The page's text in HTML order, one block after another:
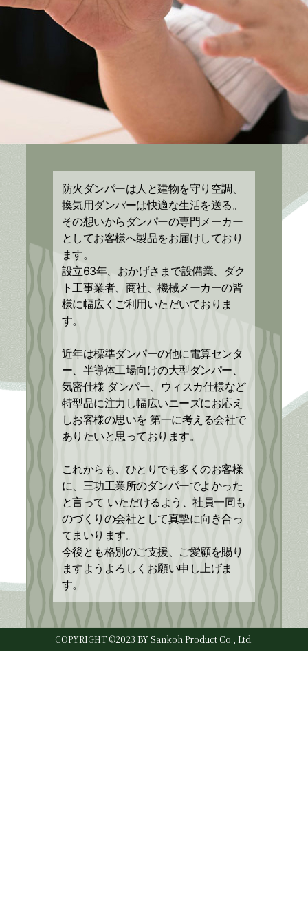
防火ダンパーは人と建物を守り空調、
換気用ダンパーは快適な生活を送る。
その想いからダンパーの専門メーカー
としてお客様へ製品をお届けしており
ます。
設立63年、おかげさまで設備業、ダク
ト工事業者、商社、機械メーカーの皆
様に幅広くご利用いただいておりま
す。
近年は標準ダンパーの他に電算センタ
ー、半導体工場向けの大型ダンパー、
気密仕様 ダンパー、ウィスカ仕様など
特型品に注力し幅広いニーズにお応え
しお客様の思いを 第一に考える会社で
ありたいと思っております。
これからも、ひとりでも多くのお客様
に、三功工業所のダンパーでよかった
と言って いただけるよう、社員一同も
のづくりの会社として真摯に向き合っ
てまいります。
今後とも格別のご支援、ご愛顧を賜り
ますようよろしくお願い申し上げま
す。
COPYRIGHT ©2023 BY Sankoh Product Co., Ltd.